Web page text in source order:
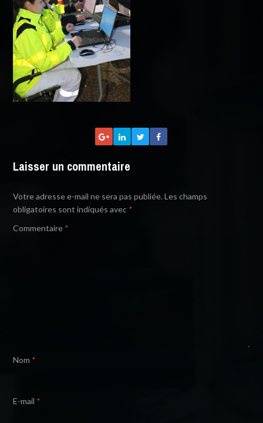
Laisser un commentaire
Votre adresse e-mail ne sera pas publiée. Les champs
obligatoires sont indiqués avec *
Commentaire *
Nom *
E-mail *